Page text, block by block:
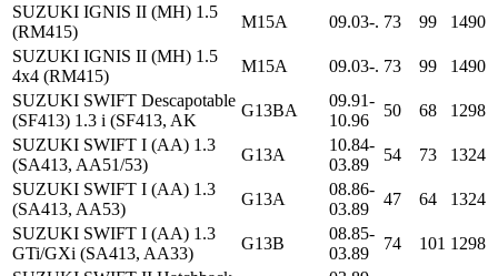
SUZUKI IGNIS II (MH) 1.5
(RM415)
M15A 09.03-. 73 99
1490
SUZUKI IGNIS II (MH) 1.5
4x4 (RM415)
M15A 09.03-. 73 99
1490
SUZUKI SWIFT Descapotable
(SF413) 1.3 i (SF413, AK
G13BA
09.91-
10.96
50 68
1298
SUZUKI SWIFT I (AA) 1.3
(SA413, AA51/53)
G13A
10.84-
03.89
54 73
1324
SUZUKI SWIFT I (AA) 1.3
(SA413, AA53)
G13A
08.86-
03.89
47 64
1324
SUZUKI SWIFT I (AA) 1.3
GTi/GXi (SA413, AA33)
G13B
08.85-
03.89
74 101 1298